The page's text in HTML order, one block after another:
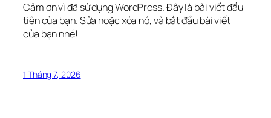
Cảm ơn vì đã sử dụng WordPress. Đây là bài viết đầu
tiên của bạn. Sửa hoặc xóa nó, và bắt đầu bài viết
của bạn nhé!
1 Tháng 7, 2026